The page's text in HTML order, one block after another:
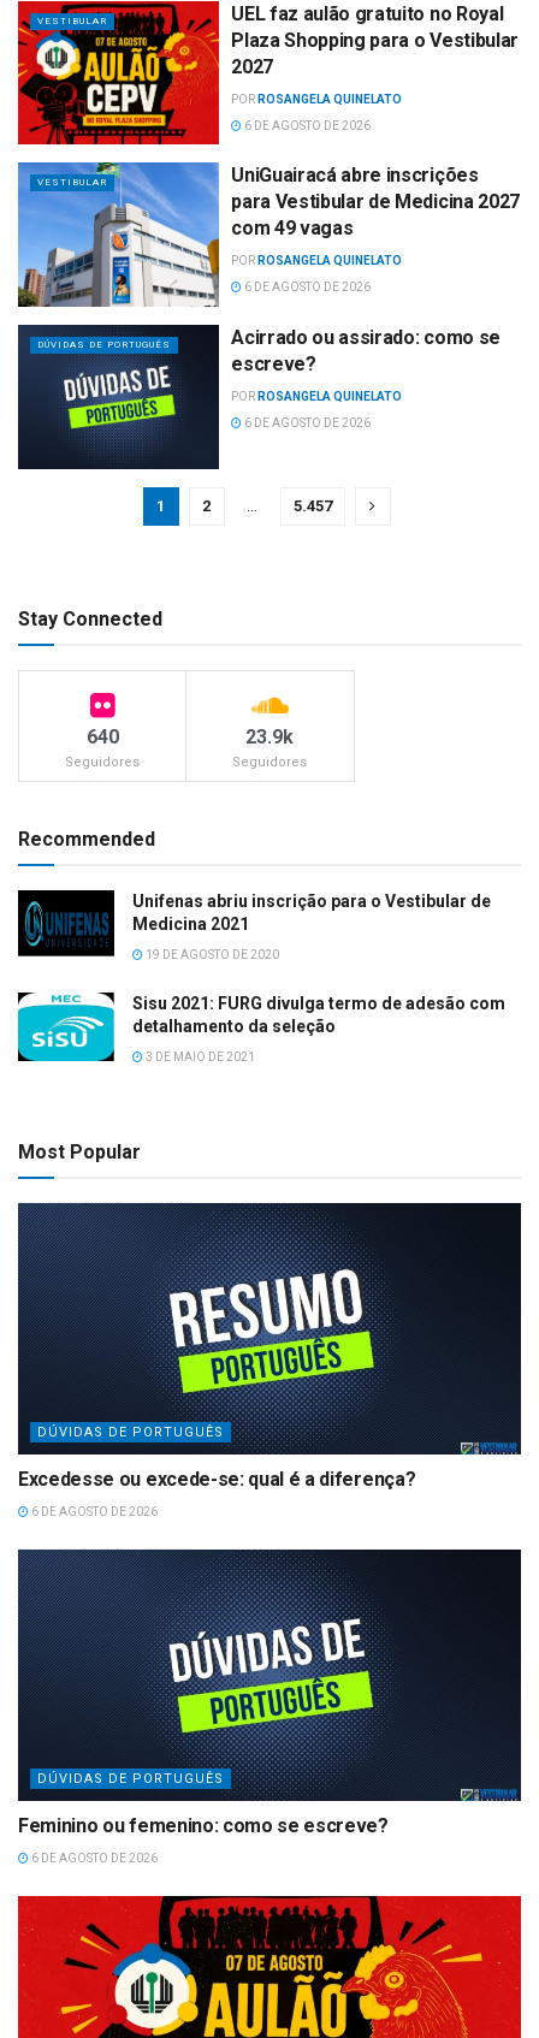
VESTIBULAR
UEL faz aulão gratuito no Royal
Plaza Shopping para o Vestibular
2027
POR ROSANGELA QUINELATO
6 DE AGOSTO DE 2026
VESTIBULAR
UniGuairacá abre inscrições
para Vestibular de Medicina 2027
com 49 vagas
POR ROSANGELA QUINELATO
6 DE AGOSTO DE 2026
DÚVIDAS DE PORTUGUÊS
Acirrado ou assirado: como se
escreve?
POR ROSANGELA QUINELATO
6 DE AGOSTO DE 2026
1 2 5.457
Stay Connected
640
Seguidores
23.9k
Seguidores
Recommended
Unifenas abriu inscrição para o Vestibular de
Medicina 2021
19 DE AGOSTO DE 2020
Sisu 2021: FURG divulga termo de adesão com
detalhamento da seleção
3 DE MAIO DE 2021
Most Popular
DÚVIDAS DE PORTUGUÊS
Excedesse ou excede-se: qual é a diferença?
6 DE AGOSTO DE 2026
DÚVIDAS DE PORTUGUÊS
Feminino ou femenino: como se escreve?
6 DE AGOSTO DE 2026